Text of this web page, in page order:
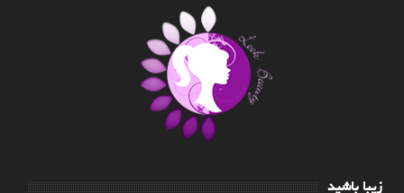
زیبا باشید